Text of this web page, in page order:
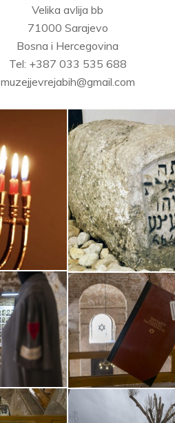
Velika avlija bb
71000 Sarajevo
Bosna i Hercegovina
Tel: +387 033 535 688
muzejjevrejabih@gmail.com